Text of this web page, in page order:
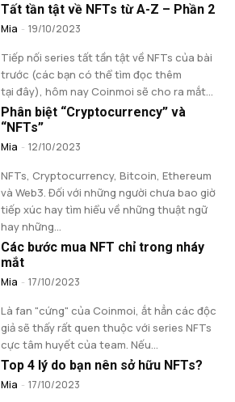
Tất tần tật về NFTs từ A-Z – Phần 2
Mia - 19/10/2023
Tiếp nối series tất tần tật về NFTs của bài
trước (các bạn có thể tìm đọc thêm
tại đây), hôm nay Coinmoi sẽ cho ra mắt...
Phân biệt “Cryptocurrency” và
“NFTs”
Mia - 12/10/2023
NFTs, Cryptocurrency, Bitcoin, Ethereum
và Web3. Đối với những người chưa bao giờ
tiếp xúc hay tìm hiểu về những thuật ngữ
hay những...
Các bước mua NFT chỉ trong nháy
mắt
Mia - 17/10/2023
Là fan "cứng" của Coinmoi, ắt hẳn các độc
giả sẽ thấy rất quen thuộc với series NFTs
cực tâm huyết của team. Nếu...
Top 4 lý do bạn nên sở hữu NFTs?
Mia - 17/10/2023